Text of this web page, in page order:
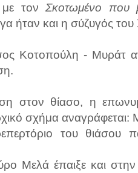
τον Σκοτωμένο που
ήταν και η σύζυγός
Κοτοπούλη - Μυράτ
στον θίασο, η
σχήμα
του θιάσου
Μελά έπαιξε και